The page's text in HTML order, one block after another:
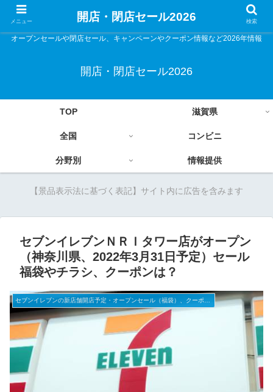
オープンセールや閉店セール、キャンペーンやクーポン情報など2026年情報
開店・閉店セール2026
TOP 滋賀県
全国 コンビニ
分野別 情報提供
【景品表示法に基づく表記】サイト内に広告を含みます
セブンイレブンＮＲＩタワー店がオープン
（神奈川県、2022年3月31日予定）セール
福袋やチラシ、クーポンは？
メニュー 開店・閉店セール2026 検索